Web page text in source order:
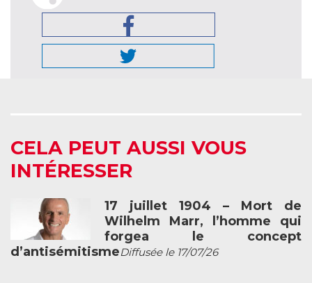
CELA PEUT AUSSI VOUS
INTÉRESSER
17 juillet 1904 – Mort de
Wilhelm Marr, l’homme qui
forgea le concept
d’antisémitismeDiffusée le 17/07/26